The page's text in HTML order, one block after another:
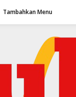
Tambahkan Menu